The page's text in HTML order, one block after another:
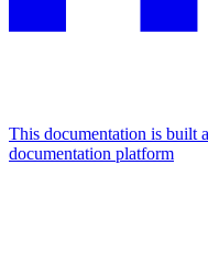
This documentation is built
documentation platform